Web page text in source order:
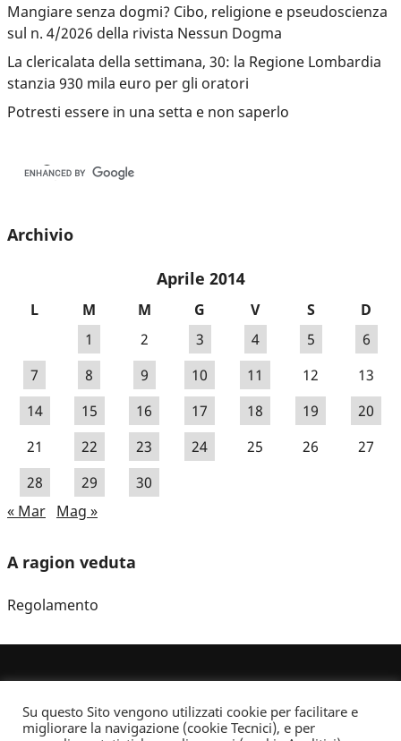
Mangiare senza dogmi? Cibo, religione e pseudoscienza
sul n. 4/2026 della rivista Nessun Dogma
La clericalata della settimana, 30: la Regione Lombardia
stanzia 930 mila euro per gli oratori
Potresti essere in una setta e non saperlo
Archivio
Aprile 2014
L M M G V S
D
1
2 3 4 5
6
7
8 9 10 11 12
13
14
15 16 17 18 19
20
21
22 23 24 25 26
27
28
29
30
« Mar Mag »
A ragion veduta
Regolamento
Su questo Sito vengono utilizzati cookie per facilitare e
migliorare la navigazione (cookie Tecnici), e per